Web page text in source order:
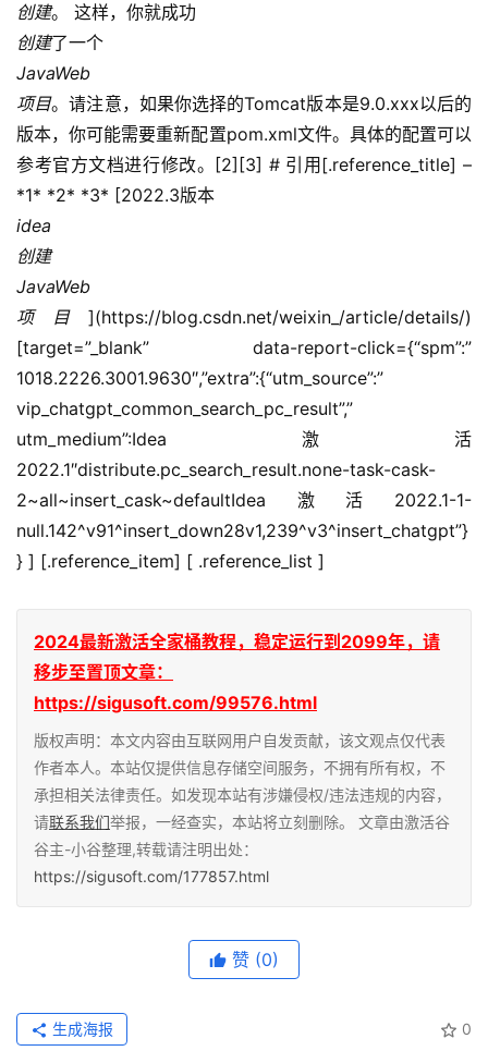
创建。 这样，你就成功
创建了一个
JavaWeb
项目。请注意，如果你选择的Tomcat版本是9.0.xxx以后的
版本，你可能需要重新配置pom.xml文件。具体的配置可以
参考官方文档进行修改。[2][3] # 引用[.reference_title] –
*1* *2* *3* [2022.3版本
idea
创建
JavaWeb
项目 ](https://blog.csdn.net/weixin_/article/details/)
[target=”_blank” data-report-click={“spm”:”
1018.2226.3001.9630″,”extra”:{“utm_source”:”
vip_chatgpt_common_search_pc_result”,”
utm_medium”:Idea激活
2022.1″distribute.pc_search_result.none-task-cask-
2~all~insert_cask~defaultIdea激活2022.1-1-
null.142^v91^insert_down28v1,239^v3^insert_chatgpt”}
} ] [.reference_item] [ .reference_list ]
2024最新激活全家桶教程，稳定运行到2099年，请
移步至置顶文章：
https://sigusoft.com/99576.html
版权声明：本文内容由互联网用户自发贡献，该文观点仅代表
作者本人。本站仅提供信息存储空间服务，不拥有所有权，不
承担相关法律责任。如发现本站有涉嫌侵权/违法违规的内容，
请联系我们举报，一经查实，本站将立刻删除。 文章由激活谷
谷主-小谷整理,转载请注明出处：
https://sigusoft.com/177857.html
赞 (0)
0
生成海报